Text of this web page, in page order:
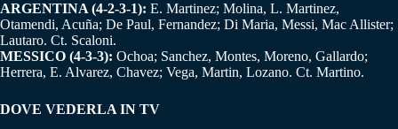
ARGENTINA (4-2-3-1): E. Martinez; Molina, L. Martinez,
Otamendi, Acuña; De Paul, Fernandez; Di Maria, Messi, Mac Allister;
Lautaro. Ct. Scaloni.
MESSICO (4-3-3): Ochoa; Sanchez, Montes, Moreno, Gallardo;
Herrera, E. Alvarez, Chavez; Vega, Martin, Lozano. Ct. Martino.
DOVE VEDERLA IN TV